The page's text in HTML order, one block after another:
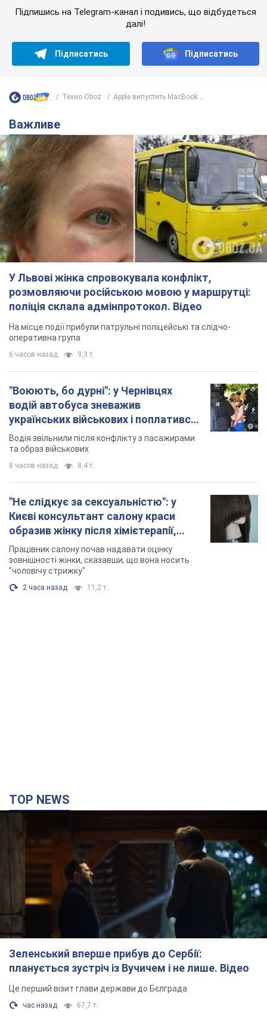
Підпишись на Telegram-канал і подивись, що відбудеться
далі!
Підписатись Підписатись
Техно Oboz Apple випустить MacBook ...
Важливе
У Львові жінка спровокувала конфлікт,
розмовляючи російською мовою у маршрутці:
поліція склала адмінпротокол. Відео
На місце події прибули патрульні поліцейські та слідчо-
оперативна група
6 часов назад 9,3 т.
"Воюють, бо дурні": у Чернівцях
водій автобуса зневажив
українських військових і поплатився.
Відео
Водія звільнили після конфлікту з пасажирами
та образ військових
8 часов назад 8,4 т.
"Не слідкує за сексуальністю": у
Києві консультант салону краси
образив жінку після хімієтерапії,
розгорівся скандал. Фото
Працівник салону почав надавати оцінку
зовнішності жінки, сказавши, що вона носить
"чоловічу стрижку"
2 часа назад 11,2 т.
TOP NEWS
Зеленський вперше прибув до Сербії:
планується зустріч із Вучичем і не лише. Відео
Це перший візит глави держави до Бєлграда
час назад 67,7 т.